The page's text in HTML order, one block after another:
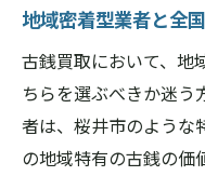
地域密着型業者と全
古銭買取において、地
ちらを選ぶべきか迷う
者は、桜井市のような
の地域特有の古銭の価